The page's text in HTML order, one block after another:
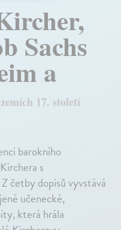
Sachs
a
17. století
barokního
s
četby dopisů vyvstává
učenecké,
která hrála